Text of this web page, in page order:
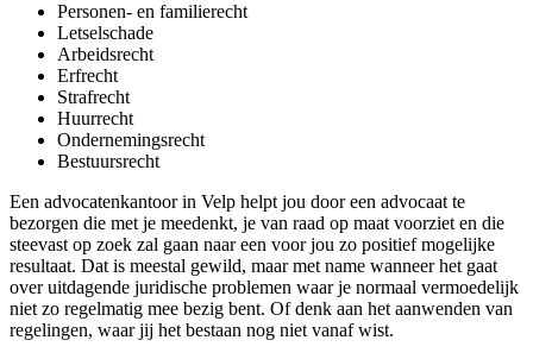
Personen- en familierecht
Letselschade
Arbeidsrecht
Erfrecht
Strafrecht
Huurrecht
Ondernemingsrecht
Bestuursrecht
Een advocatenkantoor in Velp helpt jou door een advocaat te
bezorgen die met je meedenkt, je van raad op maat voorziet en die
steevast op zoek zal gaan naar een voor jou zo positief mogelijke
resultaat. Dat is meestal gewild, maar met name wanneer het gaat
over uitdagende juridische problemen waar je normaal vermoedelijk
niet zo regelmatig mee bezig bent. Of denk aan het aanwenden van
regelingen, waar jij het bestaan nog niet vanaf wist.